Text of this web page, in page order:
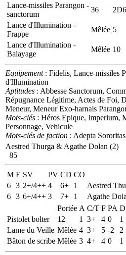
Lance-missiles Parangon -
sanctorum
36 2D6
Lance d'Illumination -
Frappe
Mêlée 5
Lance d'Illumination -
Balayage
Mêlée 10
Equipement: Fidelis, Lance-missiles
d'Illumination
Aptitudes : Abbesse Sanctorum,
Répugnance Légitime, Actes de Foi,
Meneur, Meneur Exo-harnais
Mots-clés : Héros Epique, Imperium,
Personnage, Vehicule
Mots-clés de faction : Adepta Sororitas
Aestred Thurga & Agathe Dolan (2)
85
M E SV PV CD CO
6 3 2+/4++ 4 6+ 1
Aestred
6 3 6+/4++ 3 7+ 1
Agathe
Portée A C/T F PA D
Pistolet bolter
12 1 3+ 4 0 1
Lame du Veille Mêlée 4 3+ 5 -2
2
Bâton de scribe Mêlée 3 4+ 4 0 1